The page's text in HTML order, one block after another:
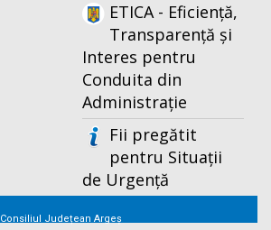
ETICA - Eficiență,
Transparență și
Interes pentru
Conduita din
Administrație
Fii pregătit
pentru Situații
de Urgență
Consiliul Județean Argeș